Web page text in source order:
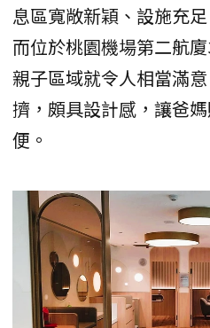
息區寬敞新穎、設施充
而位於桃園機場第二航
親子區域就令人相當滿
擠，頗具設計感，讓爸
便。